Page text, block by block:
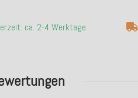
ca. 2-4 Werktage